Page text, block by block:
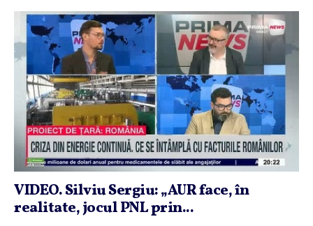
VIDEO. Silviu Sergiu: „AUR face, în
realitate, jocul PNL prin...